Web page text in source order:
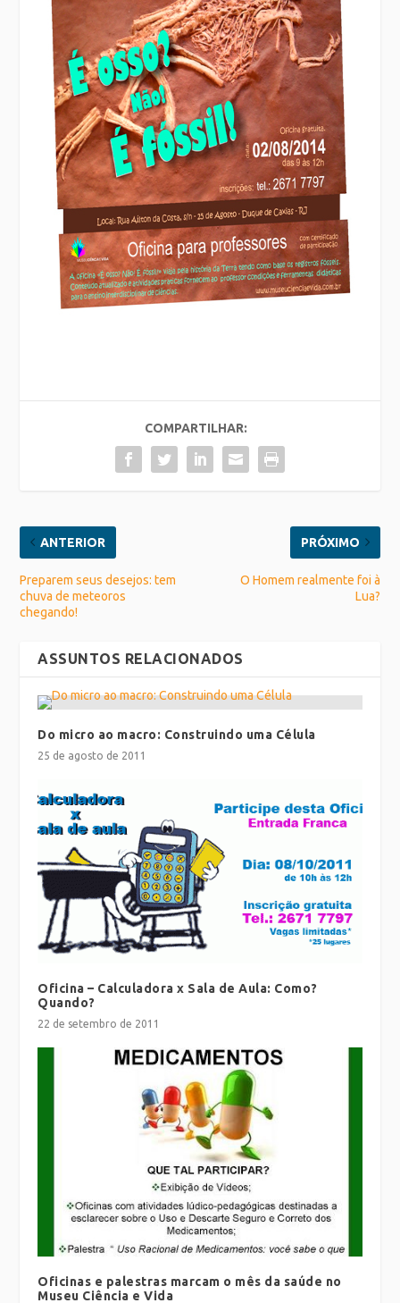
COMPARTILHAR:
ANTERIOR
Preparem seus desejos: tem
chuva de meteoros
chegando!
PRÓXIMO
O Homem realmente foi à
Lua?
ASSUNTOS RELACIONADOS
Do micro ao macro: Construindo uma Célula
25 de agosto de 2011
Oficina – Calculadora x Sala de Aula: Como?
Quando?
22 de setembro de 2011
Oficinas e palestras marcam o mês da saúde no
Museu Ciência e Vida